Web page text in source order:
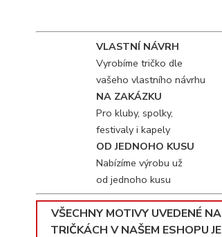
VLASTNÍ NÁVRH
Vyrobíme tričko dle
vašeho vlastního návrhu
NA ZAKÁZKU
Pro kluby, spolky,
festivaly i kapely
OD JEDNOHO KUSU
Nabízíme výrobu už
od jednoho kusu
VŠECHNY MOTIVY UVEDENÉ NA
TRIČKÁCH V NAŠEM ESHOPU JE